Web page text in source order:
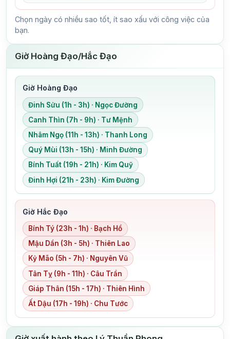
Chọn ngày có nhiều sao tốt, ít sao xấu với công việc của
bạn.
Giờ Hoàng Đạo/Hắc Đạo
Giờ Hoàng Đạo
Đinh Sửu (1h - 3h) · Ngọc Đường
Canh Thìn (7h - 9h) · Tư Mệnh
Nhâm Ngọ (11h - 13h) · Thanh Long
Quý Mùi (13h - 15h) · Minh Đường
Bính Tuất (19h - 21h) · Kim Quỹ
Đinh Hợi (21h - 23h) · Kim Đường
Giờ Hắc Đạo
Bính Tý (23h - 1h) · Bạch Hổ
Mậu Dần (3h - 5h) · Thiên Lao
Kỷ Mão (5h - 7h) · Nguyên Vũ
Tân Tỵ (9h - 11h) · Câu Trần
Giáp Thân (15h - 17h) · Thiên Hình
Ất Dậu (17h - 19h) · Chu Tước